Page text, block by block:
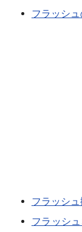
フラッシ
フラッシ
フラッシ